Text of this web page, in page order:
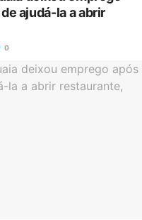
ajudá-la a abrir
0